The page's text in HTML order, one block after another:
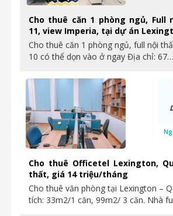
Cho thuê căn 1 phòng ngủ, Full
11, view Imperia, tại dự án
Cho thuê căn 1 phòng ngủ, full nội
10 có thể dọn vào ở ngay Địa chỉ: 67…
Cho thuê Officetel Lexington,
thất, giá 14 triệu/tháng
Cho thuê văn phòng tại Lexington –
tích: 33m2/1 căn, 99m2/ 3 căn. Nhà